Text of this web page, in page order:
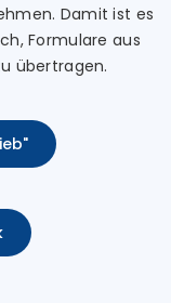
Damit ist es
Formulare aus
übertragen.